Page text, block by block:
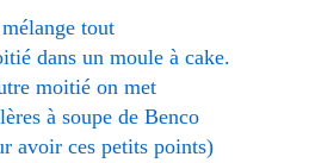
tout
dans un moule à cake.
moitié on met
à soupe de Benco
avoir ces petits points)